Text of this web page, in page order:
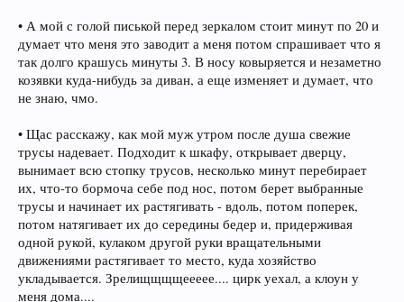
• А мой с голой писькой перед зеркалом стоит минут по 20 и
думает что меня это заводит а меня потом спрашивает что я
так долго крашусь минуты 3. В носу ковыряется и незаметно
козявки куда-нибудь за диван, а еще изменяет и думает, что
не знаю, чмо.
• Щас расскажу, как мой муж утром после душа свежие
трусы надевает. Подходит к шкафу, открывает дверцу,
вынимает всю стопку трусов, несколько минут перебирает
их, что-то бормоча себе под нос, потом берет выбранные
трусы и начинает их растягивать - вдоль, потом поперек,
потом натягивает их до середины бедер и, придерживая
одной рукой, кулаком другой руки вращательными
движениями растягивает то место, куда хозяйство
укладывается. Зрелищщщщеееее.... цирк уехал, а клоун у
меня дома....